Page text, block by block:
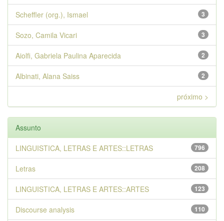
3
Scheffler (org.), Ismael
3
Sozo, Camila Vicari
2
Aiolfi, Gabriela Paulina Aparecida
2
Albinati, Alana Saiss
próximo >
Assunto
796
LINGUISTICA, LETRAS E ARTES::LETRAS
208
Letras
123
LINGUISTICA, LETRAS E ARTES::ARTES
110
Discourse analysis